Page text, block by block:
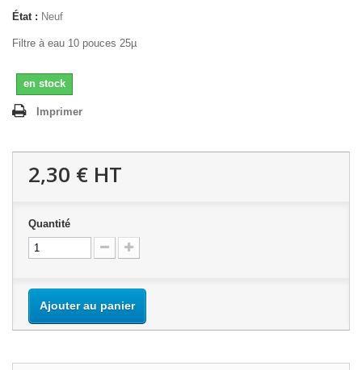
État : Neuf
Filtre à eau 10 pouces 25µ
en stock
Imprimer
2,30 € HT
Quantité
Ajouter au panier